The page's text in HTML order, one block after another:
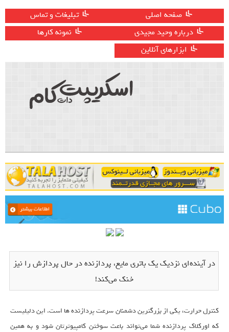
صفحه اصلی
تبلیغات و تماس
درباره وحید مجیدی
نمونه کارها
ابزارهای آنلاین
در آینده‌ای نزدیک یک باتری مایع، پردازنده‌ در حال پردازش را نیز
خنک می‌کند!
کنترل حرارت، یکی از بزرگترین دشمنان سرعت پردازنده ها است. این دلیلیست
که اورکلاک پردازنده شما می‌تواند باعث سوختن کامپیوترتان شود و به همین